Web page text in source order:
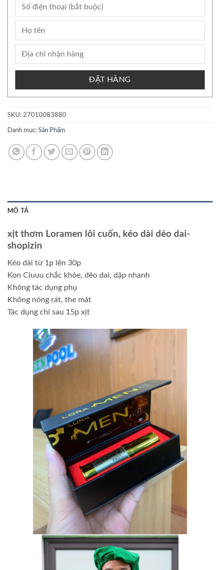
ĐẶT HÀNG
SKU: 27010083880
Danh mục: Sản Phẩm
MÔ TẢ
xịt thơm Loramen lôi cuốn, kéo dài dẻo dai-
shopizin
Kéo dài từ 1p lên 30p
Kon Ciuuu chắc khỏe, dẻo dai, dập nhanh
Không tác dụng phụ
Không nóng rát, the mát
Tác dụng chỉ sau 15p xịt